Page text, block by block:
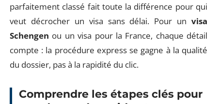
parfaitement classé fait toute la différence pour qui
veut décrocher un visa sans délai. Pour un visa
Schengen ou un visa pour la France, chaque détail
compte : la procédure express se gagne à la qualité
du dossier, pas à la rapidité du clic.
Comprendre les étapes clés pour